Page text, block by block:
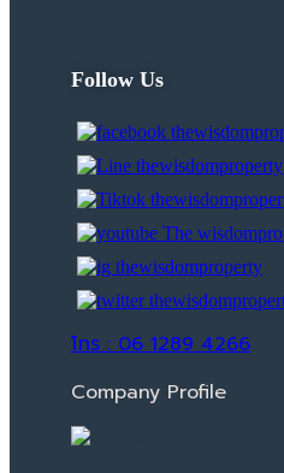
Follow Us
โทร : 06 1289 4266
Company Profile